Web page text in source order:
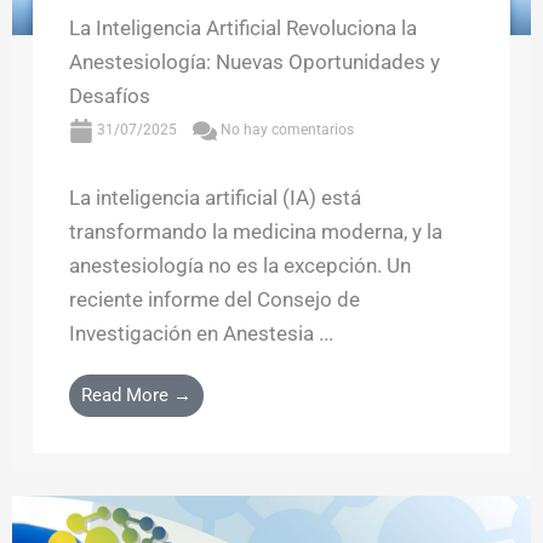
La Inteligencia Artificial Revoluciona la
Anestesiología: Nuevas Oportunidades y
Desafíos
31/07/2025 No hay comentarios
La inteligencia artificial (IA) está
transformando la medicina moderna, y la
anestesiología no es la excepción. Un
reciente informe del Consejo de
Investigación en Anestesia ...
Read More →